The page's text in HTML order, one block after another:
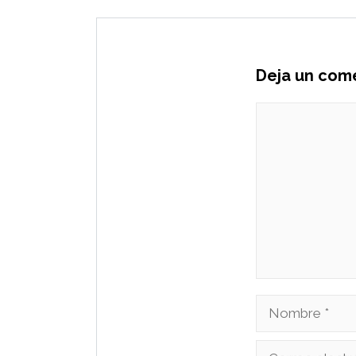
Deja un
Nombre
Correo